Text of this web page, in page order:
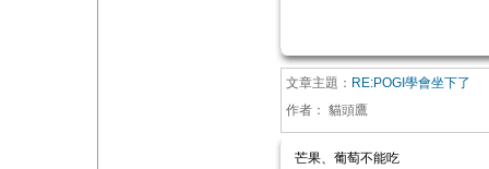
文章主題： RE:POGI學會坐下了
作者： 貓頭鷹
芒果、葡萄不能吃